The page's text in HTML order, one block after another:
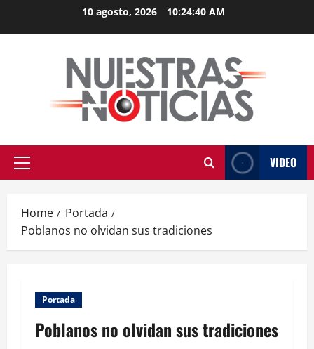
10 agosto, 2026 10:24:41 AM
Primary
VIDEO
Home
Portada
Poblanos no olvidan sus tradiciones
Portada
Poblanos no olvidan sus tradiciones